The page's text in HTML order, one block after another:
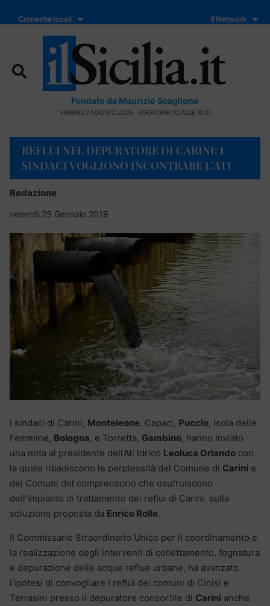
Cronache locali Il Network
Fondato da Maurizio Scaglione
VENERDÌ 7 AGOSTO 2026 - AGGIORNATO ALLE 18:01
REFLUI NEL DEPURATORE DI CARINI: I
SINDACI VOGLIONO INCONTRARE L’ATI
Redazione
venerdì 25 Gennaio 2019
I sindaci di Carini, Monteleone, Capaci, Puccio, Isola delle
Femmine, Bologna, e Torretta, Gambino, hanno inviato
una nota al presidente dell’Ati Idrico Leoluca Orlando con
la quale ribadiscono le perplessità del Comune di Carini e
dei Comuni del comprensorio che usufruiscono
dell’impianto di trattamento dei reflui di Carini, sulla
soluzione proposta da Enrico Rolle.
Il Commissario Straordinario Unico per il coordinamento e
la realizzazione degli interventi di collettamento, fognatura
e depurazione delle acque reflue urbane, ha avanzato
l’ipotesi di convogliare i reflui dei comuni di Cinisi e
Terrasini presso il depuratore consortile di Carini anche